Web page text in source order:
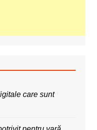
care sunt